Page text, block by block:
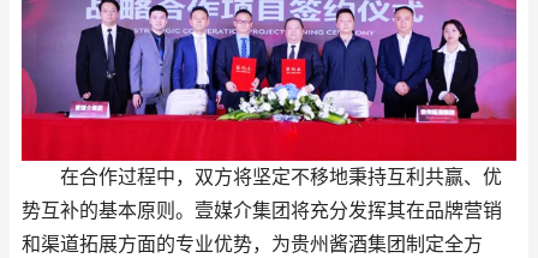
在合作过程中，双方将坚定不移地秉持互利共赢、优
势互补的基本原则。壹媒介集团将充分发挥其在品牌营销
和渠道拓展方面的专业优势，为贵州酱酒集团制定全方